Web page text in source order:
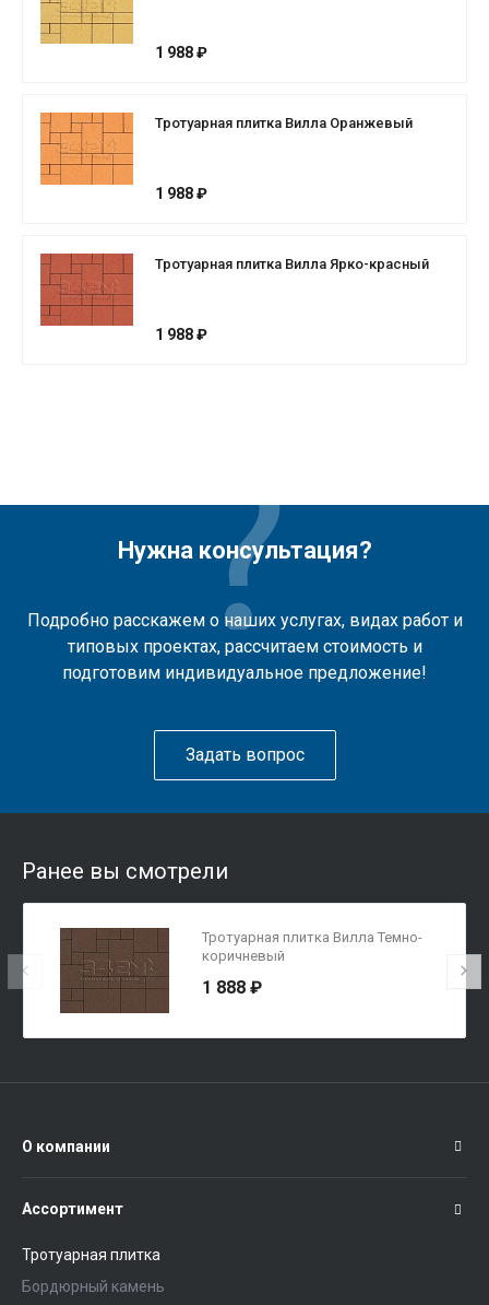
1 988 ₽
Тротуарная плитка Вилла Оранжевый
1 988 ₽
Тротуарная плитка Вилла Ярко-красный
1 988 ₽
Нужна консультация?
Подробно расскажем о наших услугах, видах работ и
типовых проектах, рассчитаем стоимость и
подготовим индивидуальное предложение!
Задать вопрос
Ранее вы смотрели
Тротуарная плитка Вилла Темно-
коричневый
1 888 ₽
О компании
Ассортимент
Тротуарная плитка
Бордюрный камень